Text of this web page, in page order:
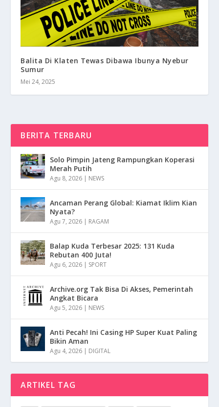
Balita Di Klaten Tewas Dibawa Ibunya Nyebur
Sumur
Mei 24, 2025
BERITA TERBARU
Solo Pimpin Jateng Rampungkan Koperasi
Merah Putih
Agu 8, 2026 | NEWS
Ancaman Perang Global: Kiamat Iklim Kian
Nyata?
Agu 7, 2026 | RAGAM
Balap Kuda Terbesar 2025: 131 Kuda
Rebutan 400 Juta!
Agu 6, 2026 | SPORT
Archive.org Tak Bisa Di Akses, Pemerintah
Angkat Bicara
Agu 5, 2026 | NEWS
Anti Pecah! Ini Casing HP Super Kuat Paling
Bikin Aman
Agu 4, 2026 | DIGITAL
ARTIKEL TAG